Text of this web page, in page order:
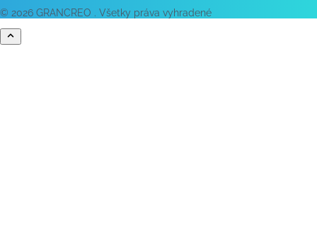
© 2026 GRANCREO . Všetky práva vyhradené